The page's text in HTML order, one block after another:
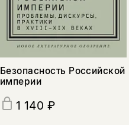
Безопасность Российской
империи
1 140 ₽
нет,